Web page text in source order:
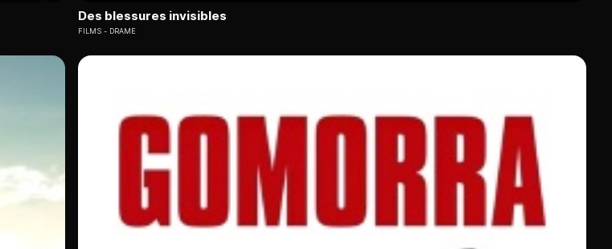
Des blessures invisibles
FILMS DRAME